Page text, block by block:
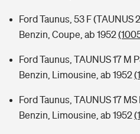
Ford Taunus, 53 F (TAUNUS
Benzin, Coupe, ab 1952
Ford Taunus, TAUNUS 17 M
Benzin, Limousine, ab 1952
Ford Taunus, TAUNUS 17
Benzin, Limousine, ab 1952